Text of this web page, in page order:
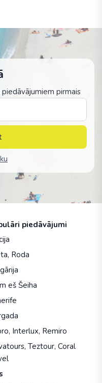
pirmais
piedāvājumi
, Roda
eš Šeiha
, Interlux, Remiro
, Teztour, Coral